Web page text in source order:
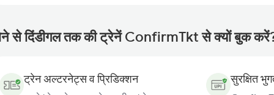
से दिंडीगल तक की ट्रेनें ConfirmTkt से क्यों बुक
ट्रेन अल्टरनेट्स व प्रिडिक्शन सुरक्षित